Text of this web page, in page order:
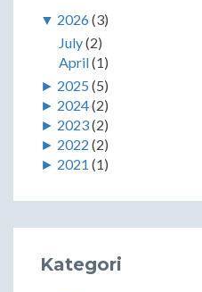
▼ 2026(3)
July(2)
April(1)
► 2025 (5)
► 2024(2)
► 2023(2)
► 2022 (2)
► 2021 (1)
Kategori